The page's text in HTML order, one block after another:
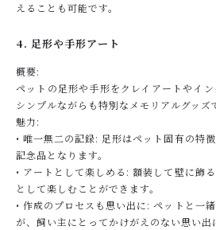
えることも可能です。
4. 足形や手形アート
概要:
ペットの足形や手形をクレイアートやイン
シンプルながらも特別なメモリアルグッズ
魅力:
• 唯一無二の記録: 足形はペット固有の特
記念品となります。
• アートとして楽しめる: 額装して壁に飾
として楽しむことができます。
• 作成のプロセスも思い出に: ペットと一
が、飼い主にとってかけがえのない思い出